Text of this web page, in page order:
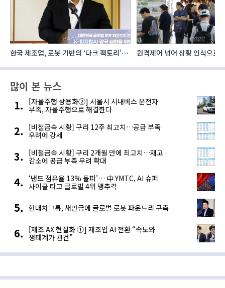
원격제어 넘어 상황 인식으로, ‘공간지능’
우리테크, 절삭유 정제 ‘올인
많이 본 뉴스
[자율주행 상용화②] 서울시 시내버스 운전자
부족, 자율주행으로 해결한다
[비철금속 시황] 구리 12주 최고치…공급 부족
우려에 강세
[비철금속 시황] 구리 2개월 만에 최고치…재고
감소에 공급 부족 우려 확대
‘낸드 점유율 13% 돌파’… 中 YMTC, AI 슈퍼
사이클 타고 글로벌 4위 맹추격
현대차그룹, 새만금에 글로벌 로봇 파운드리 구축
[제조 AX 현실화 ①] 제조업 AI 전환 “속도와
생태계가 관건”